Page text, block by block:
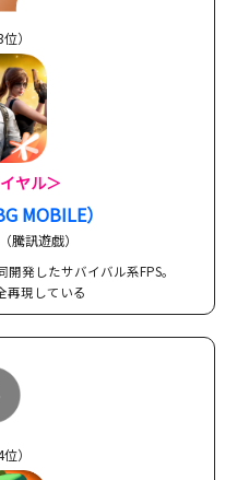
）
ヤル＞
MOBILE）
騰訊遊戯）
発したサバイバル系FPS。
再現している
）